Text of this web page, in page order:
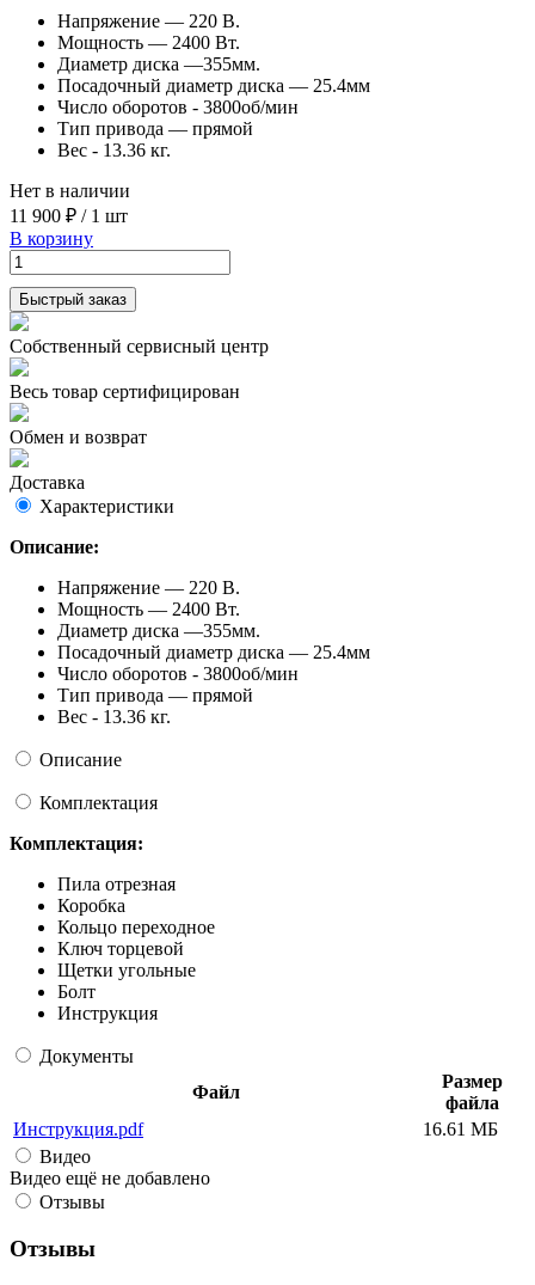
Напряжение — 220 В.
Мощность — 2400 Вт.
Диаметр диска —355мм.
Посадочный диаметр диска — 25.4мм
Число оборотов - 3800об/мин
Тип привода — прямой
Вес - 13.36 кг.
Нет в наличии
11 900 ₽ / 1 шт
В корзину
Быстрый заказ
Собственный сервисный центр
Весь товар сертифицирован
Обмен и возврат
Доставка
Характеристики
Описание:
Напряжение — 220 В.
Мощность — 2400 Вт.
Диаметр диска —355мм.
Посадочный диаметр диска — 25.4мм
Число оборотов - 3800об/мин
Тип привода — прямой
Вес - 13.36 кг.
Описание
Комплектация
Комплектация:
Пила отрезная
Коробка
Кольцо переходное
Ключ торцевой
Щетки угольные
Болт
Инструкция
Документы
Файл
Размер
файла
Инструкция.pdf
16.61 МБ
Видео
Видео ещё не добавлено
Отзывы
Отзывы